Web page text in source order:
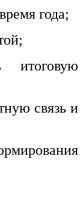
года;
итоговую
связь и